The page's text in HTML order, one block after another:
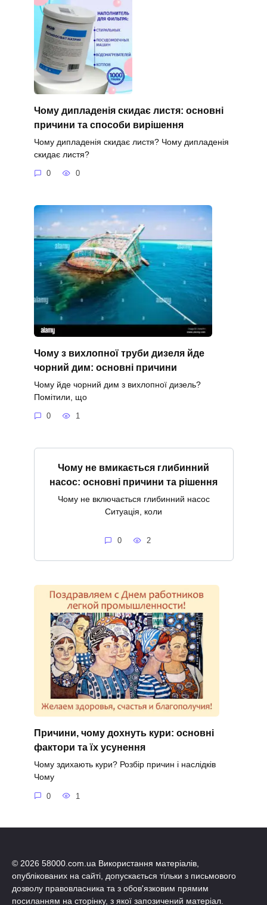
Чому дипладенія скидає листя: основні
причини та способи вирішення
Чому дипладенія скидає листя? Чому дипладенія
скидає листя?
0 0
Чому з вихлопної труби дизеля йде
чорний дим: основні причини
Чому йде чорний дим з вихлопної дизель?
Помітили, що
0 1
Чому не вмикається глибинний
насос: основні причини та рішення
Чому не включається глибинний насос
Ситуація, коли
0 2
Причини, чому дохнуть кури: основні
фактори та їх усунення
Чому здихають кури? Розбір причин і наслідків
Чому
0 1
© 2026 58000.com.ua Використання матеріалів,
опублікованих на сайті, допускається тільки з письмового
дозволу правовласника та з обов'язковим прямим
посиланням на сторінку, з якої запозичений матеріал.